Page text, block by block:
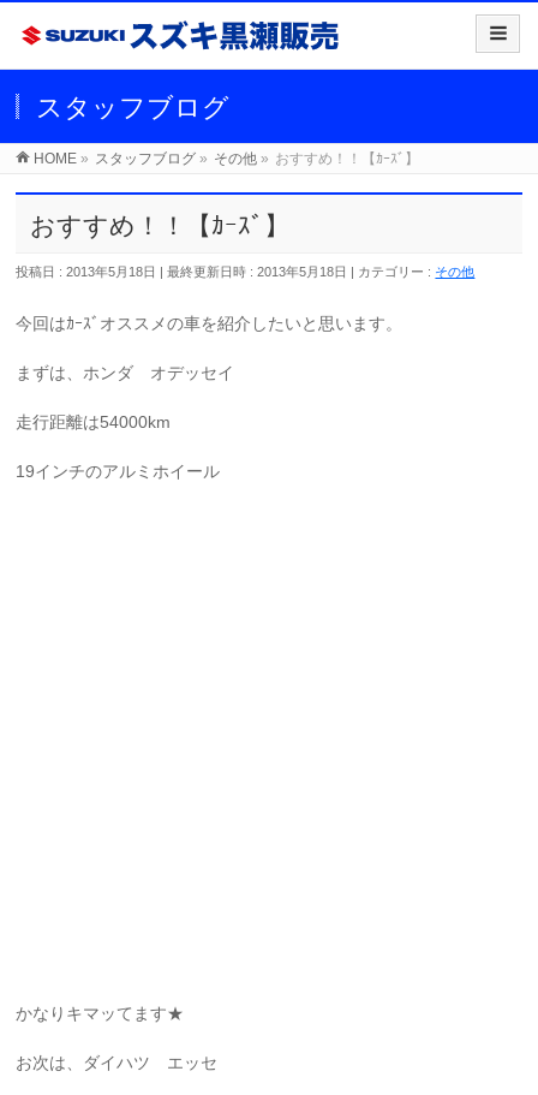
スタッフブログ
HOME » スタッフブログ » その他 » おすすめ！！【ｶｰｽﾞ】
おすすめ！！【ｶｰｽﾞ】
投稿日 : 2013年5月18日 最終更新日時 : 2013年5月18日 カテゴリー : その他
今回はｶｰｽﾞオススメの車を紹介したいと思います。
まずは、ホンダ オデッセイ
走行距離は54000km
19インチのアルミホイール
かなりキマッてます★
お次は、ダイハツ エッセ